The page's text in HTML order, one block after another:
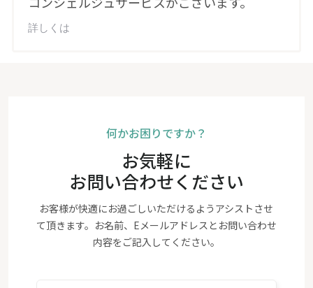
詳しくは
何かお困りですか？
お気軽に
お問い合わせください
お客様が快適にお過ごしいただけるようアシストさせ
て頂きます。お名前、Eメールアドレスとお問い合わせ
内容をご記入してください。